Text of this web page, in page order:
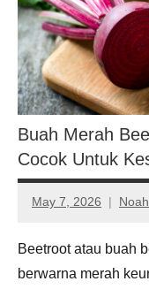
Buah Merah
Cocok Untuk
May 7, 2026
Beetrootatau buah
berwarna merah